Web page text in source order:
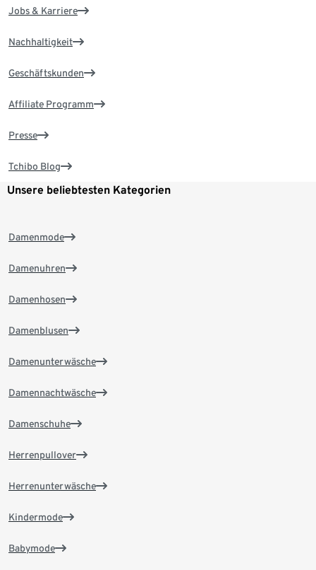
Jobs & Karriere
Nachhaltigkeit
Geschäftskunden
Affiliate Programm
Presse
Tchibo Blog
Unsere beliebtesten Kategorien
Damenmode
Damenuhren
Damenhosen
Damenblusen
Damenunterwäsche
Damennachtwäsche
Damenschuhe
Herrenpullover
Herrenunterwäsche
Kindermode
Babymode